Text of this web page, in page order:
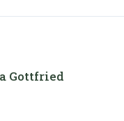
Gottfried